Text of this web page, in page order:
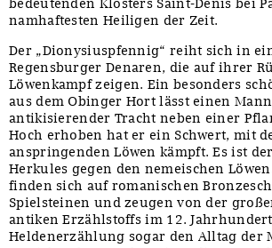
bedeutenden Klosters Saint-Denis bei
namhaftesten Heiligen der Zeit.
Der „Dionysiuspfennig“ reiht sich in
Regensburger Denaren, die auf ihrer
Löwenkampf zeigen. Ein besonders
aus dem Obinger Hort lässt einen
antikisierender Tracht neben einer
Hoch erhoben hat er ein Schwert, mit
anspringenden Löwen kämpft. Es ist
Herkules gegen den nemeischen
finden sich auf romanischen
Spielsteinen und zeugen von der
antiken Erzählstoffs im 12.
Heldenerzählung sogar den Alltag der